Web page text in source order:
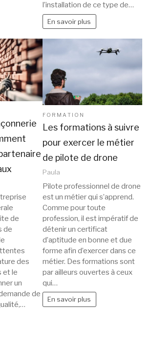
l’installation de ce type de…
En savoir plus
de
de
des
et le
un
de
FORMATION
Les formations à suivre
pour exercer le métier
de pilote de drone
Paula
Pilote professionnel de drone
est un métier qui s’apprend.
Comme pour toute
profession, il est impératif de
détenir un certificat
d’aptitude en bonne et due
forme afin d’exercer dans ce
métier. Des formations sont
par ailleurs ouvertes à ceux
qui…
En savoir plus